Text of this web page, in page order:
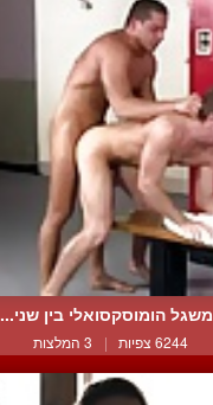
משגל הומוסקסואלי בין שני...
6244 צפיות | 3 המלצות